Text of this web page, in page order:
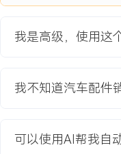
为解决公司旗下多家4S
项目职责：
据，分析出XXX项高频
2.流程优化设计：主导
我是高级，使用这
我不知道汽车配件
可以使用AI帮我自